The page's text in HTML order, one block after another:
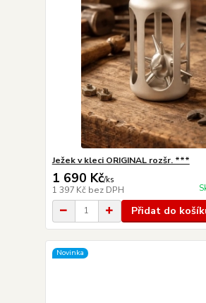
Ježek v kleci ORIGINAL rozšr. ***
1 690 Kč/ks
1 397 Kč bez DPH
Přidat do
Novinka